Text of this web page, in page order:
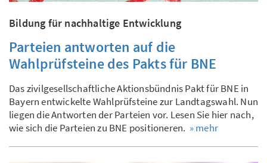
Bildung für nachhaltige Entwicklung
Parteien antworten auf die
Wahlprüfsteine des Pakts für BNE
Das zivilgesellschaftliche Aktionsbündnis Pakt für BNE in
Bayern entwickelte Wahlprüfsteine zur Landtagswahl. Nun
liegen die Antworten der Parteien vor. Lesen Sie hier nach,
wie sich die Parteien zu BNE positioneren. » mehr